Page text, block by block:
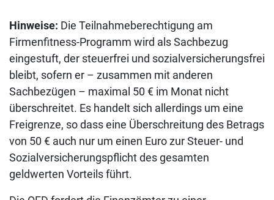
Hinweise: Die Teilnahmeberechtigung am
Firmenfitness-Programm wird als Sachbezug
eingestuft, der steuerfrei und sozialversicherungsfrei
bleibt, sofern er – zusammen mit anderen
Sachbezügen – maximal 50 € im Monat nicht
überschreitet. Es handelt sich allerdings um eine
Freigrenze, so dass eine Überschreitung des Betrags
von 50 € auch nur um einen Euro zur Steuer- und
Sozialversicherungspflicht des gesamten
geldwerten Vorteils führt.